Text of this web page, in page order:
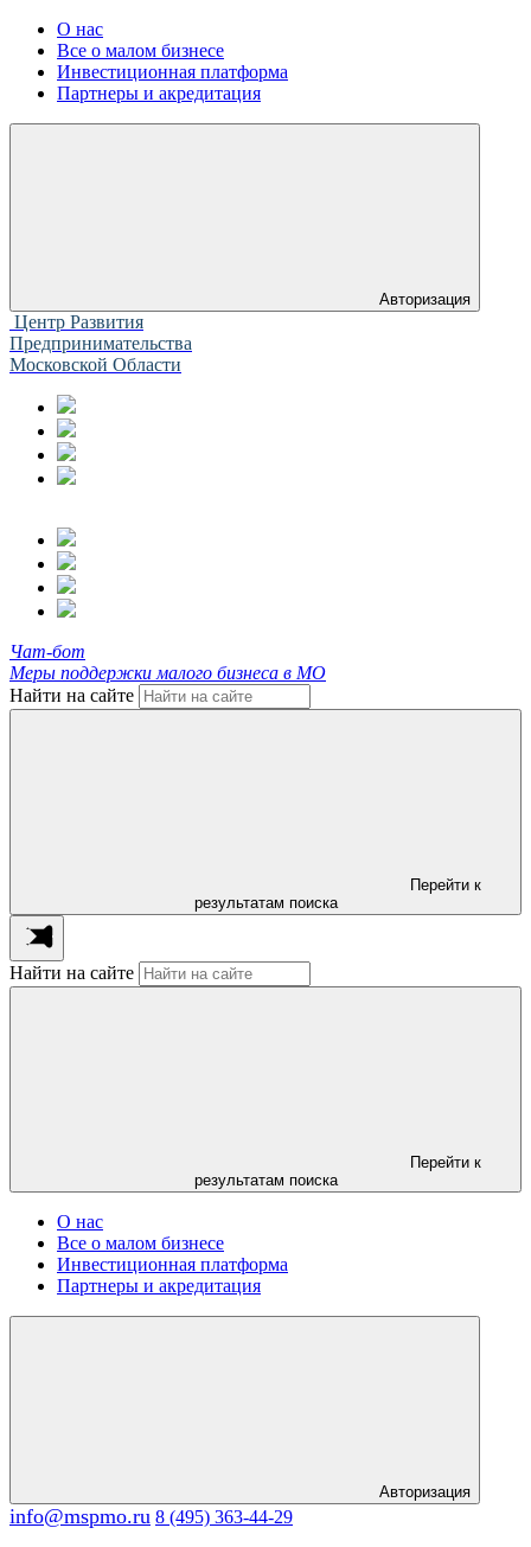
О нас
Все о малом бизнесе
Инвестиционная платформа
Партнеры и акредитация
Авторизация
Центр Развития
Предпринимательства
Московской Области
Чат-бот
Меры поддержки малого бизнеса в МО
Найти на сайте
Перейти к
результатам поиска
Найти на сайте
Перейти к
результатам поиска
О нас
Все о малом бизнесе
Инвестиционная платформа
Партнеры и акредитация
Авторизация
info@mspmo.ru 8 (495) 363-44-29